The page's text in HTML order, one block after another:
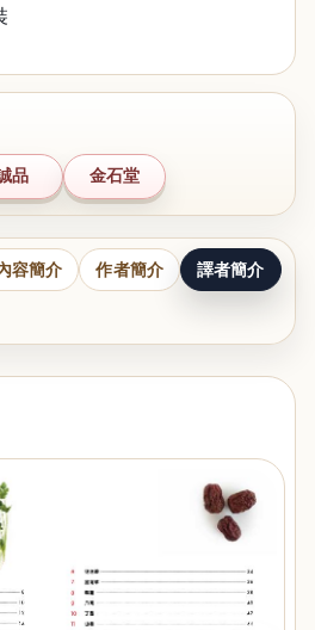
品 金石堂
容簡介 作者簡介 譯者簡介